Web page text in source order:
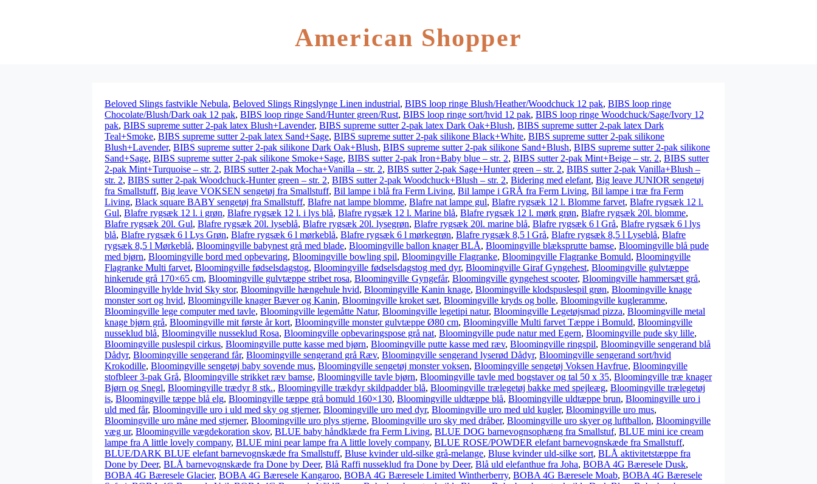
American Shopper
Beloved Slings fastvikle Nebula, Beloved Slings Ringslynge Linen industrial, BIBS loop ringe Blush/Heather/Woodchuck 12 pak, BIBS loop ringe
Chocolate/Blush/Dark oak 12 pak, BIBS loop ringe Sand/Hunter green/Rust, BIBS loop ringe sort/hvid 12 pak, BIBS loop ringe Woodchuck/Sage/Ivory 12
pak, BIBS supreme sutter 2-pak latex Blush+Lavender, BIBS supreme sutter 2-pak latex Dark Oak+Blush, BIBS supreme sutter 2-pak latex Dark
Teal+Smoke, BIBS supreme sutter 2-pak latex Sand+Sage, BIBS supreme sutter 2-pak silikone Black+White, BIBS supreme sutter 2-pak silikone
Blush+Lavender, BIBS supreme sutter 2-pak silikone Dark Oak+Blush, BIBS supreme sutter 2-pak silikone Sand+Blush, BIBS supreme sutter 2-pak silikone
Sand+Sage, BIBS supreme sutter 2-pak silikone Smoke+Sage, BIBS sutter 2-pak Iron+Baby blue – str. 2, BIBS sutter 2-pak Mint+Beige – str. 2, BIBS sutter
2-pak Mint+Turquoise – str. 2, BIBS sutter 2-pak Mocha+Vanilla – str. 2, BIBS sutter 2-pak Sage+Hunter green – str. 2, BIBS sutter 2-pak Vanilla+Blush –
str. 2, BIBS sutter 2-pak Woodchuck-Hunter green – str. 2, BIBS sutter 2-pak Woodchuck+Blush – str. 2, Bidering med elefant, Big leave JUNIOR sengetøj
fra Smallstuff, Big leave VOKSEN sengetøj fra Smallstuff, Bil lampe i blå fra Ferm Living, Bil lampe i GRÅ fra Ferm Living, Bil lampe i træ fra Ferm
Living, Black square BABY sengetøj fra Smallstuff, Blafre nat lampe blomme, Blafre nat lampe gul, Blafre rygsæk 12 l. Blomme farvet, Blafre rygsæk 12 l.
Gul, Blafre rygsæk 12 l. i grøn, Blafre rygsæk 12 l. i lys blå, Blafre rygsæk 12 l. Marine blå, Blafre rygsæk 12 l. mørk grøn, Blafre rygsæk 20l. blomme,
Blafre rygsæk 20l. Gul, Blafre rygsæk 20l. lyseblå, Blafre rygsæk 20l. lysegrøn, Blafre rygsæk 20l. marine blå, Blafre rygsæk 6 l Grå, Blafre rygsæk 6 l lys
blå, Blafre rygsæk 6 l Lys Grøn, Blafre rygsæk 6 l mørkeblå, Blafre rygsæk 6 l mørkegrøn, Blafre rygsæk 8,5 l Grå, Blafre rygsæk 8,5 l Lyseblå, Blafre
rygsæk 8,5 l Mørkeblå, Bloomingville babynest grå med blade, Bloomingville ballon knager BLÅ, Bloomingville blæksprutte bamse, Bloomingville blå pude
med bjørn, Bloomingville bord med opbevaring, Bloomingville bowling spil, Bloomingville Flagranke, Bloomingville Flagranke Bomuld, Bloomingville
Flagranke Multi farvet, Bloomingville fødselsdagstog, Bloomingville fødselsdagstog med dyr, Bloomingville Giraf Gyngehest, Bloomingville gulvtæppe
hinkerude grå 170×65 cm, Bloomingville gulvtæppe stribet rosa, Bloomingville Gyngefår, Bloomingville gyngehest scooter, Bloomingville hammersæt grå,
Bloomingville hylde hvid Sky stor, Bloomingville hængehule hvid, Bloomingville Kanin knage, Bloomingville klodspuslespil grøn, Bloomingville knage
monster sort og hvid, Bloomingville knager Bæver og Kanin, Bloomingville kroket sæt, Bloomingville kryds og bolle, Bloomingville kugleramme,
Bloomingville lege computer med tavle, Bloomingville legemåtte Natur, Bloomingville legetipi natur, Bloomingville Legetøjsmad pizza, Bloomingville metal
knage bjørn grå, Bloomingville mit første år kort, Bloomingville monster gulvtæppe Ø80 cm, Bloomingville Multi farvet Tæppe i Bomuld, Bloomingville
nusseklud blå, Bloomingville nusseklud Rosa, Bloomingville opbevaringspose grå nat, Bloomingville pude natur med Egern, Bloomingville pude sky lille,
Bloomingville puslespil cirkus, Bloomingville putte kasse med bjørn, Bloomingville putte kasse med ræv, Bloomingville ringspil, Bloomingville sengerand blå
Dådyr, Bloomingville sengerand får, Bloomingville sengerand grå Ræv, Bloomingville sengerand lyserød Dådyr, Bloomingville sengerand sort/hvid
Krokodille, Bloomingville sengetøj baby sovende mus, Bloomingville sengetøj monster voksen, Bloomingville sengetøj Voksen Havfrue, Bloomingville
stofbleer 3-pak Grå, Bloomingville strikket ræv bamse, Bloomingville tavle bjørn, Bloomingville tavle med bogstaver og tal 50 x 35, Bloomingville træ knager
Bjørn og Snegl, Bloomingville trædyr 8 stk., Bloomingville trækdyr skildpadder blå, Bloomingville trælegetøj bakke med spejleæg, Bloomingville trælegetøj
is, Bloomingville tæppe blå elg, Bloomingville tæppe grå bomuld 160×130, Bloomingville uldtæppe blå, Bloomingville uldtæppe brun, Bloomingville uro i
uld med får, Bloomingville uro i uld med sky og stjerner, Bloomingville uro med dyr, Bloomingville uro med uld kugler, Bloomingville uro mus,
Bloomingville uro måne med stjerner, Bloomingville uro plys stjerne, Bloomingville uro sky med dråber, Bloomingville uro skyer og luftballon, Bloomingville
væg ur, Bloomingville vægdekoration skov, BLUE baby håndklæde fra Ferm Living, BLUE DOG barnevognsophæng fra Smallstuf, BLUE mini ice cream
lampe fra A little lovely company, BLUE mini pear lampe fra A little lovely company, BLUE ROSE/POWDER elefant barnevognskæde fra Smallstuff,
BLUE/DARK BLUE elefant barnevognskæde fra Smallstuff, Bluse kvinder uld-silke grå-melange, Bluse kvinder uld-silke sort, BLÅ aktivitetstæppe fra
Done by Deer, BLÅ barnevognskæde fra Done by Deer, Blå Raffi nusseklud fra Done by Deer, Blå uld elefanthue fra Joha, BOBA 4G Bæresele Dusk,
BOBA 4G Bæresele Glacier, BOBA 4G Bæresele Kangaroo, BOBA 4G Bæresele Limited Wintherberry, BOBA 4G Bæresele Moab, BOBA 4G Bæresele